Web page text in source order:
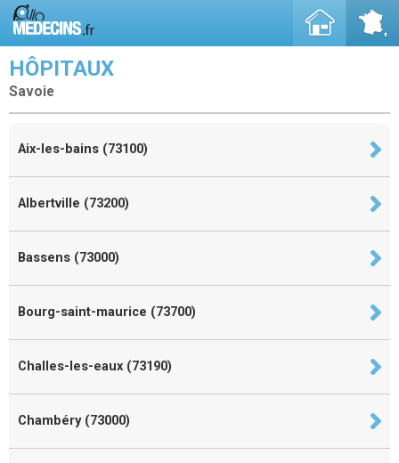
HÔPITAUX
Savoie
Aix-les-bains (73100)
Albertville (73200)
Bassens (73000)
Bourg-saint-maurice (73700)
Challes-les-eaux (73190)
Chambéry (73000)